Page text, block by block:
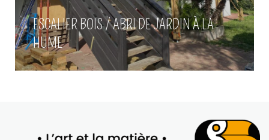
ESCALIER BOIS / ABRI DE JARDIN À LA
HUME